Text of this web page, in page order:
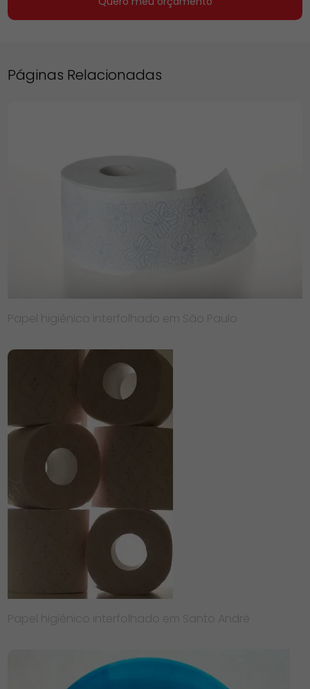
Páginas Relacionadas
Papel higiênico interfolhado em São Paulo
Papel higiênico interfolhado em Santo André